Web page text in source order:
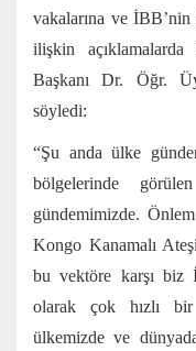
vakalarına ve İBB’nin
ilişkin
Başkanı Dr. Öğr.
söyledi:
“Şu anda ülke
bölgelerinde
gündemimizde.
Kongo Kanamalı
bu vektöre karşı biz
olarak çok hızlı
ülkemizde ve